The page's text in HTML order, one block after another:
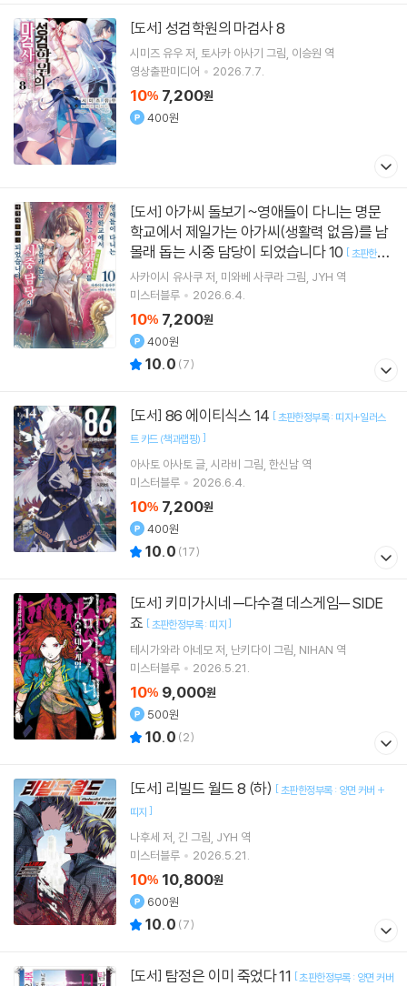
[도서] 성검학원의 마검사 8
시미즈 유우저 토사카 아사기 그림 이승원 역
영상출판미디어
2026.7.7.
10% 7,200원
400원
[도서]
학교에서 제일가는 아가씨(생활력 없음)를 남
몰래 돕는 시중 담당이 되었습니다 10 [초판한정
부록 : 띠지+일러스트 카드 (책과랩핑) ]
사카이시 유사쿠저 미와베 사쿠라그림 JYH 역
미스터블루
2026.6.4.
10% 7,200원
400원
10.0 (7)
[도서] 86 에이티식스 14 [초판한정부록 : 띠지+일러스
트 카드 (책과랩핑) ]
아사토 아사토 글 시라비 그림 한신남 역
미스터블루
2026.6.4.
10% 7,200원
400원
10.0 (17)
[도서]
죠 [초판한정부록 : 띠지]
테시가와라 아네모 저 난키다이 그림 NIHAN 역
미스터블루
2026.5.21.
10% 9,000원
500원
10.0 (2)
[도서] 리빌드 월드 8 (하) [초판한정부록 : 양면 커버 +
띠지 ]
나후세 저 긴 그림 JYH 역
미스터블루
2026.5.21.
10% 10,800원
600원
10.0 (7)
[도서] 탐정은 이미 죽었다 11 [초판한정부록 : 양면 커버